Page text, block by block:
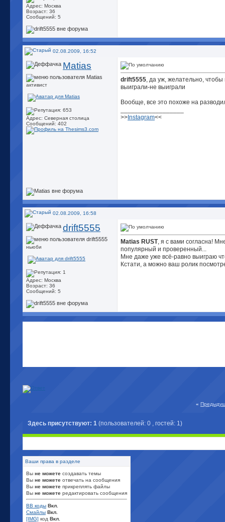
Адрес: Москва
Возраст: 36
Сообщений: 5
02.08.2009, 16:52
Matias
активист
Адрес: Северная столица
Сообщений: 402
drift5555, да уж, желательно,
выиграли-не выиграли
Вообще, все это похоже на
>> Instagram<<
02.08.2009, 16:58
drift5555
ньюби
Адрес: Москва
Возраст: 36
Сообщений: 5
Matias RUST, я с вами согласна!
популярный и проверенный...
Мне даже уже всё-равно выиграю
Кстати, а можно ваш ролик
«
Здесь присутствуют: 1 (пользователей: 0 , гостей: 1)
Ваши права в разделе
Вы не можете создавать темы
Вы не можете отвечать на сообщения
Вы не можете прикреплять файлы
Вы не можете редактировать сообщения
BB коды Вкл.
Смайлы Вкл.
[IMG] код Вкл.